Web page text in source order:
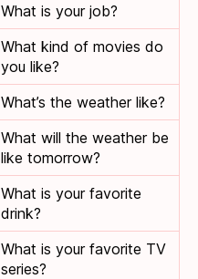
What is your job?
What kind of movies do
you like?
What’s the weather like?
What will the weather be
like tomorrow?
What is your favorite
drink?
What is your favorite TV
series?